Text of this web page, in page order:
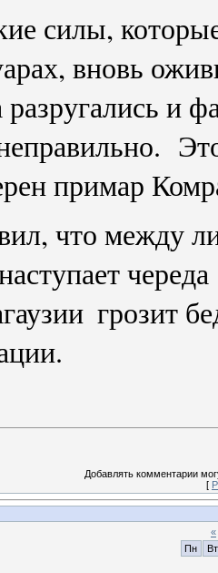
силы,
вновь
разругались и
примар
что между
череда
грозит
Добавлять комментарии
[
«
Пн
Вт